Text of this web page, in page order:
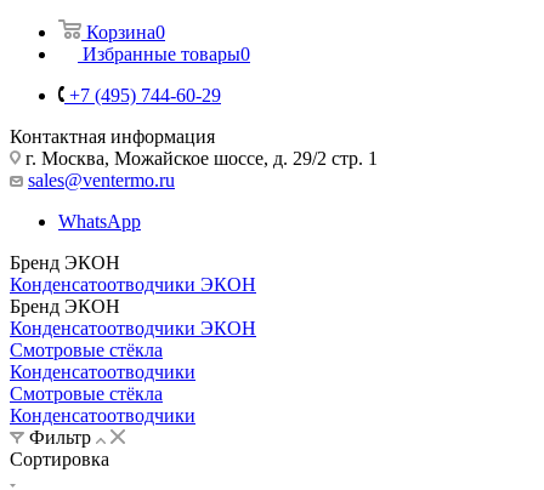
Корзина0
Избранные товары0
+7 (495) 744-60-29
Контактная информация
г. Москва, Можайское шоссе, д. 29/2 стр. 1
sales@ventermo.ru
WhatsApp
Бренд ЭКОН
Конденсатоотводчики ЭКОН
Бренд ЭКОН
Конденсатоотводчики ЭКОН
Смотровые стёкла
Конденсатоотводчики
Смотровые стёкла
Конденсатоотводчики
Фильтр
Сортировка